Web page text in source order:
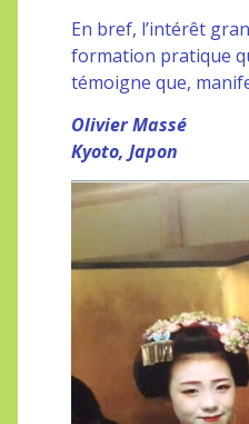
En bref, l’intérêt
formation pratique
témoigne que,
Olivier Massé
Kyoto, Japon